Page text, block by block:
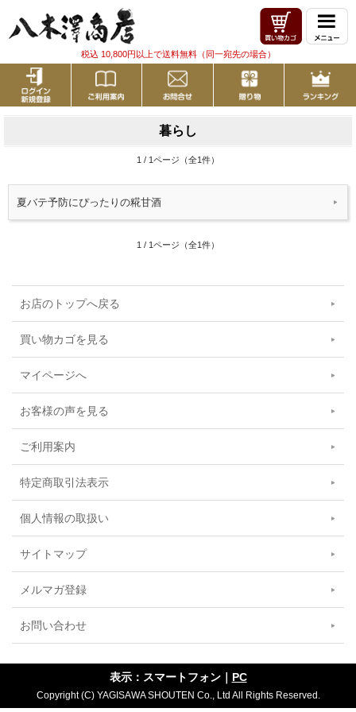
税込 10,800円以上で送料無料（同一宛先の場合）
暮らし
1 / 1ページ（全1件）
夏バテ予防にぴったりの糀甘酒
1 / 1ページ（全1件）
お店のトップへ戻る
買い物カゴを見る
マイページへ
お客様の声を見る
ご利用案内
特定商取引法表示
個人情報の取扱い
サイトマップ
メルマガ登録
お問い合わせ
表示：スマートフォン｜ PC
Copyright (C) YAGISAWA SHOUTEN Co., Ltd All Rights Reserved.